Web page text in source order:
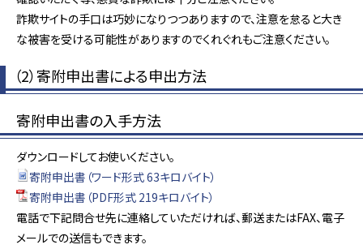
詐欺サイトの手口は巧妙になりつつありますので、注意を怠ると大き
な被害を受ける可能性がありますのでくれぐれもご注意ください。
（2）寄附申出書による申出方法
寄附申出書の入手方法
ダウンロードしてお使いください。
寄附申出書（ワード形式 63キロバイト）
寄附申出書（PDF形式 219キロバイト）
電話で下記問合せ先に連絡していただければ、郵送またはFAX、電子
メールでの送信もできます。